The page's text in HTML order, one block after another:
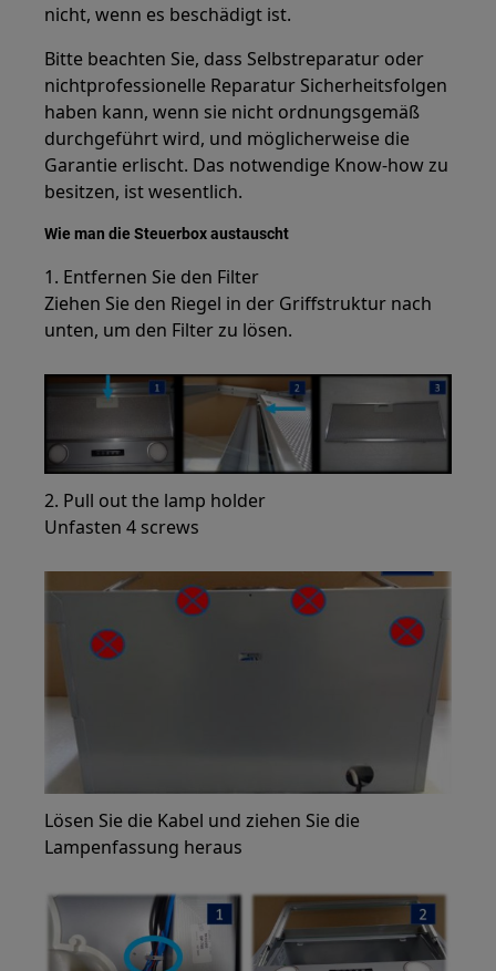
nicht, wenn es beschädigt ist.
Bitte beachten Sie, dass Selbstreparatur oder
nichtprofessionelle Reparatur Sicherheitsfolgen
haben kann, wenn sie nicht ordnungsgemäß
durchgeführt wird, und möglicherweise die
Garantie erlischt. Das notwendige Know-how zu
besitzen, ist wesentlich.
Wie man die Steuerbox austauscht
1. Entfernen Sie den Filter
Ziehen Sie den Riegel in der Griffstruktur nach
unten, um den Filter zu lösen.
2. Pull out the lamp holder
Unfasten 4 screws
Lösen Sie die Kabel und ziehen Sie die
Lampenfassung heraus